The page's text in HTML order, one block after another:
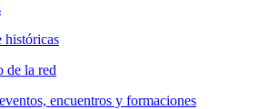
históricas
de la red
encuentros y formaciones